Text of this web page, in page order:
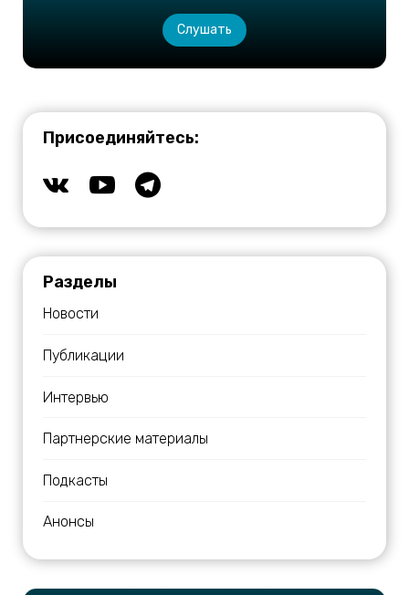
Слушать
Присоединяйтесь:
Разделы
Новости
Публикации
Интервью
Партнерские материалы
Подкасты
Анонсы